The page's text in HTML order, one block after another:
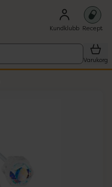
Kundklubb Recept
Varukorg